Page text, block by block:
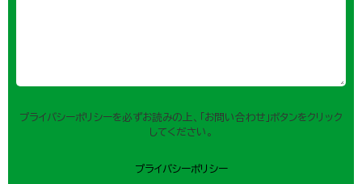
プライバシーポリシーを必ずお読みの上、「お問い合わせ」ボタンをクリック
してください。
プライバシーポリシー